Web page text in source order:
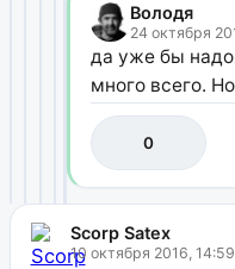
Володя
24 октября
да уже бы
много всего.
0
Scorp Satex
10 октября 2016, 14:59